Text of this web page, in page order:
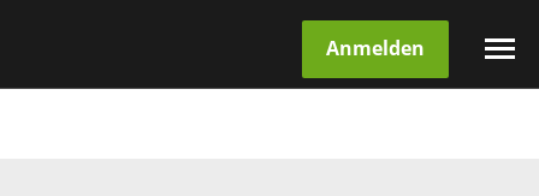
Anmelden